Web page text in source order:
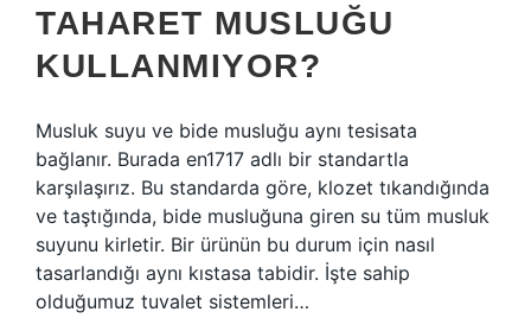
TAHARET MUSLUĞU
KULLANMIYOR?
Musluk suyu ve bide musluğu aynı tesisata
bağlanır. Burada en1717 adlı bir standartla
karşılaşırız. Bu standarda göre, klozet tıkandığında
ve taştığında, bide musluğuna giren su tüm musluk
suyunu kirletir. Bir ürünün bu durum için nasıl
tasarlandığı aynı kıstasa tabidir. İşte sahip
olduğumuz tuvalet sistemleri…